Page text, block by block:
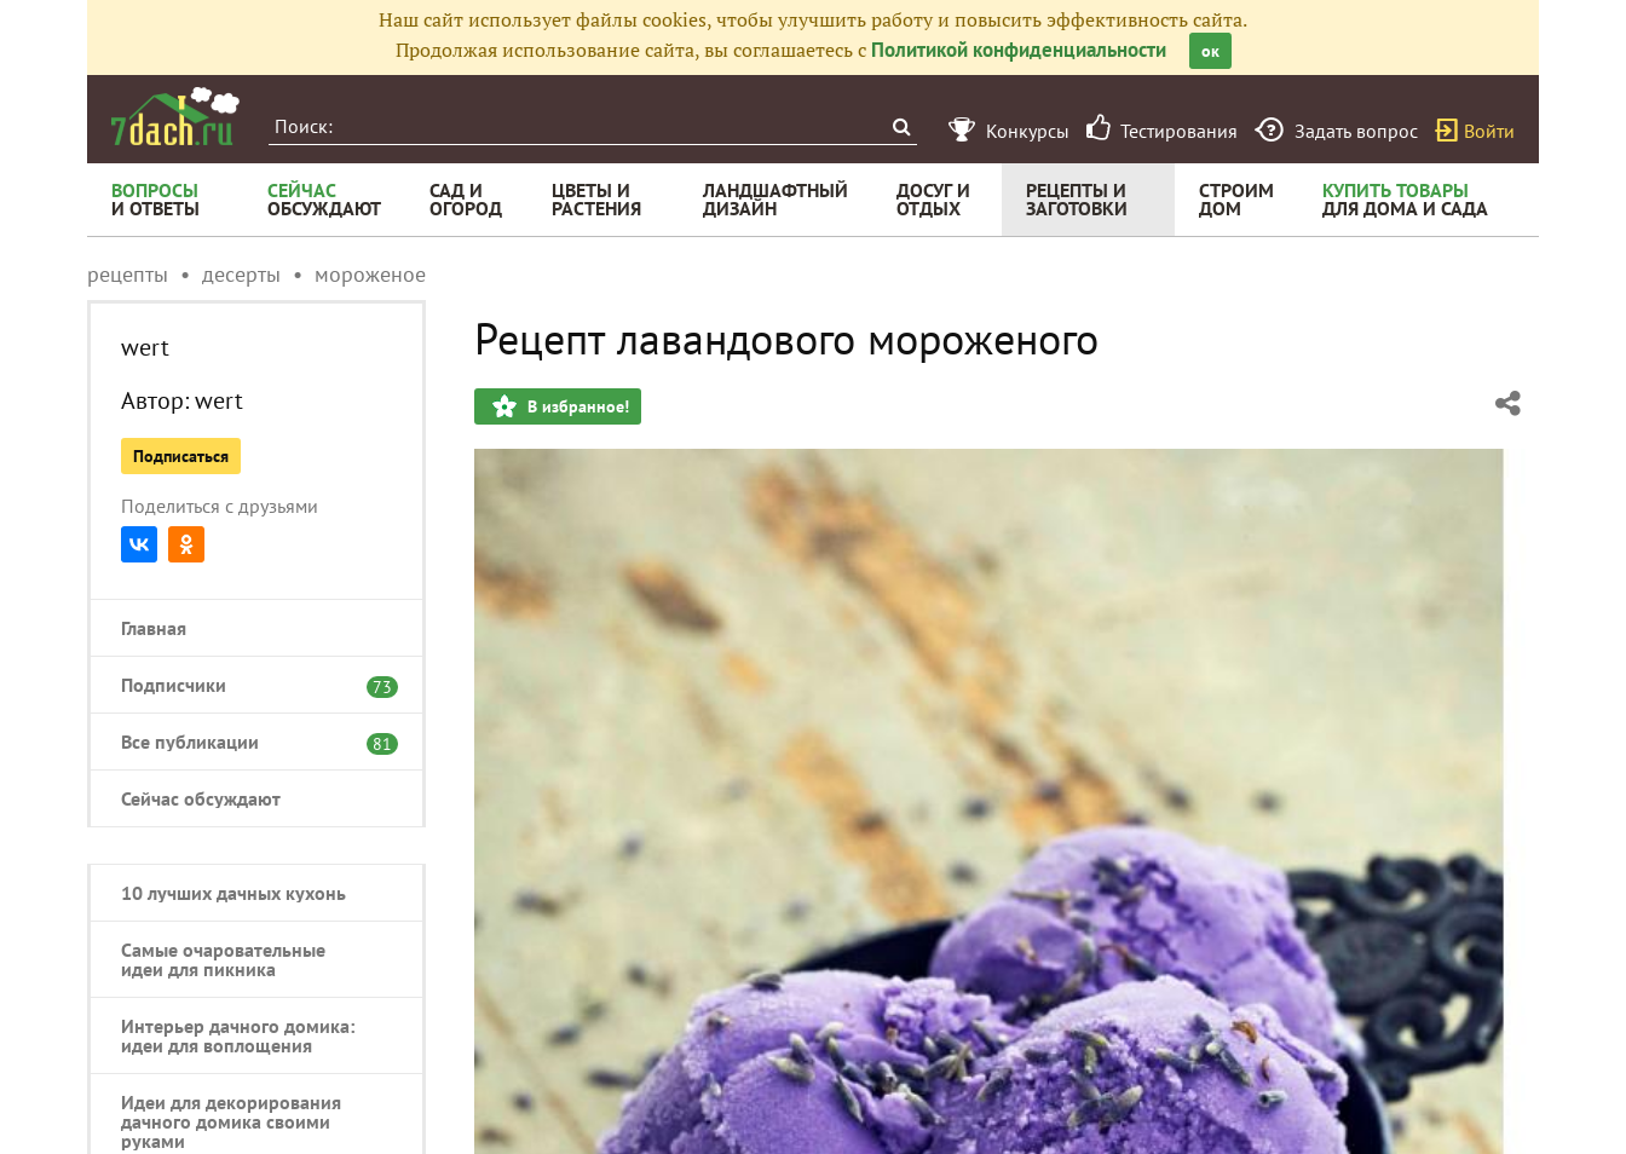
Наш сайт использует файлы cookies, чтобы улучшить работу и повысить эффективность сайта.
Продолжая использование сайта, вы соглашаетесь с Политикой конфиденциальности ок
Конкурсы Тестирования Задать вопрос Войти
ВОПРОСЫ
И ОТВЕТЫ
СЕЙЧАС
ОБСУЖДАЮТ
САД И
ОГОРОД
ЦВЕТЫ И
РАСТЕНИЯ
ЛАНДШАФТНЫЙ
ДИЗАЙН
ДОСУГ И
ОТДЫХ
РЕЦЕПТЫ И
ЗАГОТОВКИ
СТРОИМ
ДОМ
КУПИТЬ ТОВАРЫ
ДЛЯ ДОМА И САДА
рецепты десерты мороженое
wert
Автор:wert
Подписаться
Поделиться с друзьями
Главная
Подписчики 73
Все публикации 81
Сейчас обсуждают
10 лучших дачных кухонь
Самые очаровательные
идеи для пикника
Интерьер дачного домика:
идеи для воплощения
Идеи для декорирования
дачного домика своими
руками
Рецепт лавандового мороженого
В избранное!